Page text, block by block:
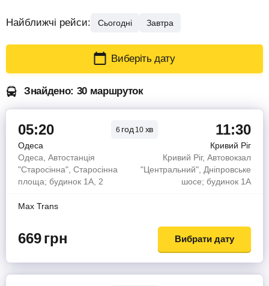
Найближчі рейси: Сьогодні Завтра
Виберіть дату
Знайдено: 30 маршруток
05:20 6 год10 хв 11:30
Одеса
Кривий Ріг
Одеса, Автостанція
"Старосінна", Старосінна
площа; будинок 1А, 2
Кривий Ріг, Автовокзал
"Центральний", Дніпровське
шосе; будинок 1А
Max Trans
669грн Вибрати дату